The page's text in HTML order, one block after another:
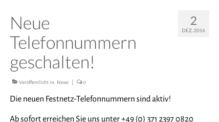
Forschungsschwerpunkte
Dienstleistungen
Weiterbildung
News
Publikationen
2
DEZ. 2016
Neue
Telefonnummern
geschalten!
Veröffentlicht in: News 0
Die neuen Festnetz-Telefonnummern sind aktiv!
Ab sofort erreichen Sie uns unter +49 (0) 371 2397 0820